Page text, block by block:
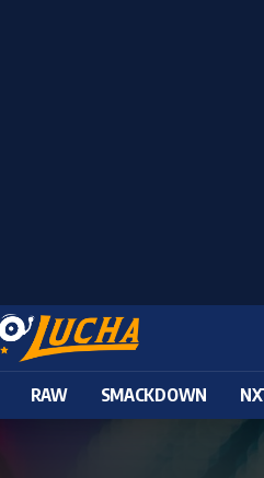
RAW SMACKDOWN